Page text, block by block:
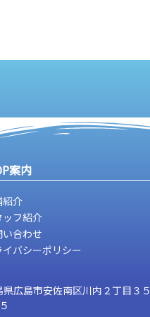
案内
紹介
ッフ紹介
い合わせ
イバシーポリシー
県広島市安佐南区川内２丁目３５